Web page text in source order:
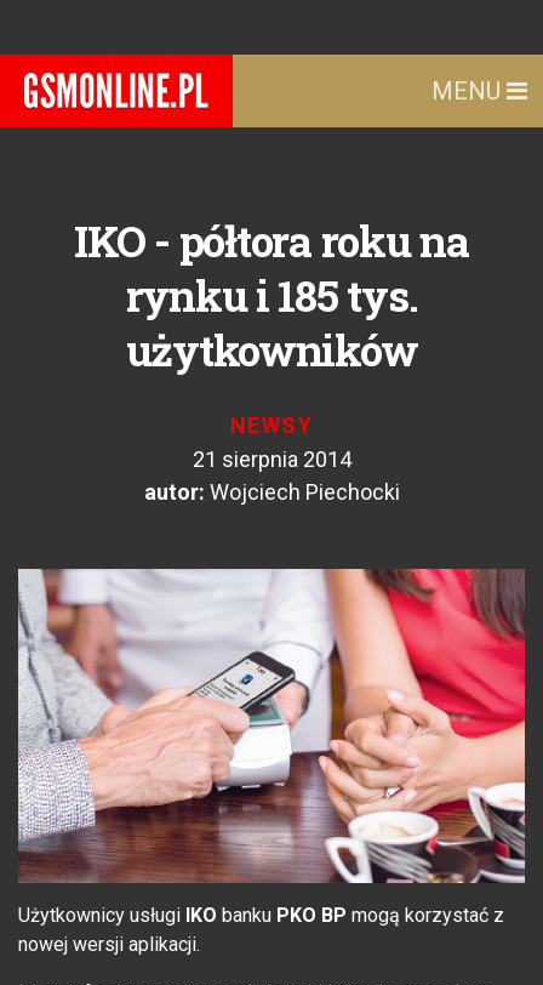
MENU
IKO - półtora roku na
rynku i 185 tys.
użytkowników
NEWSY
21 sierpnia 2014
autor: Wojciech Piechocki
Użytkownicy usługi IKO banku PKO BP mogą korzystać z
nowej wersji aplikacji.